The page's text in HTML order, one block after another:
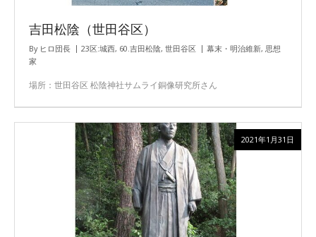
吉田松陰（世田谷区）
By ヒロ団長 23区:城西, 60.吉田松陰, 世田谷区 幕末・明治維新, 思想
家
場所：世田谷区 松陰神社サムライ銅像研究所さん
2021年1月31日